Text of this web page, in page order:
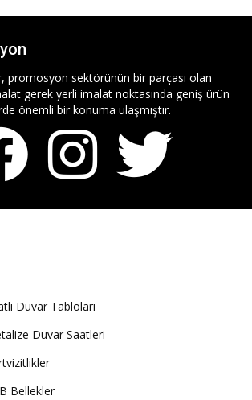
promosyon sektörünün bir parçası olan
gerek yerli imalat noktasında geniş ürün
önemli bir konuma ulaşmıştır.
Duvar Tabloları
Duvar Saatleri
Bellekler